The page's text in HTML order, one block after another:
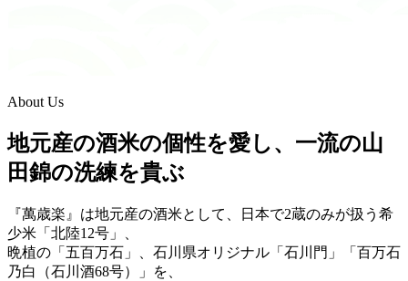
About Us
地元産の酒米の個性を愛し、一流の山
田錦の洗練を貴ぶ
『萬歳楽』は地元産の酒米として、日本で2蔵のみが扱う希
少米「北陸12号」、
晩植の「五百万石」、石川県オリジナル「石川門」「百万石
乃白（石川酒68号）」を、